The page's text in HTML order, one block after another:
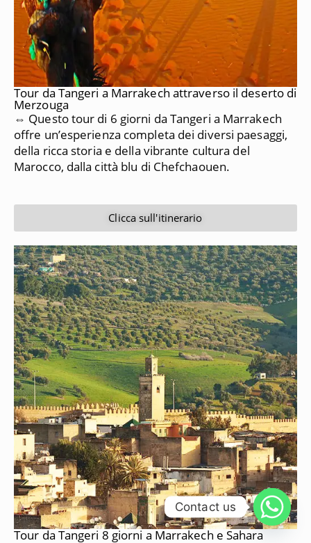
Tour da Tangeri a Marrakech attraverso il deserto di
Merzouga
⇔ Questo tour di 6 giorni da Tangeri a Marrakech
offre un’esperienza completa dei diversi paesaggi,
della ricca storia e della vibrante cultura del
Marocco, dalla città blu di Chefchaouen.
Clicca sull'itinerario
Tour da Tangeri 8 giorni a Marrakech e Sahara
Contact us